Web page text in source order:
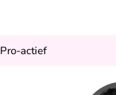
Pro-actief